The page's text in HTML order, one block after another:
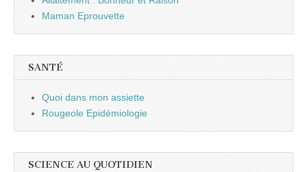
Maman Eprouvette
SANTÉ
Quoi dans mon assiette
Rougeole Epidémiologie
SCIENCE AU QUOTIDIEN